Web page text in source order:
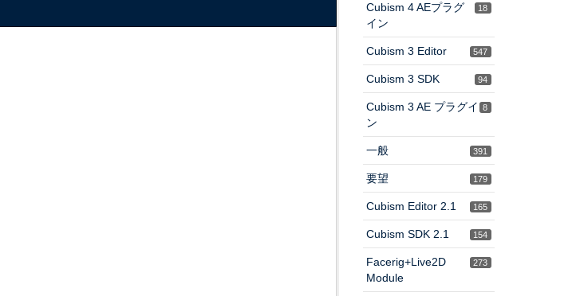
18
Cubism 4 AEプラグ
イン
547
Cubism 3 Editor
94
Cubism 3 SDK
8
Cubism 3 AE プラグイ
ン
391
一般
179
要望
165
Cubism Editor 2.1
154
Cubism SDK 2.1
273
Facerig+Live2D
Module